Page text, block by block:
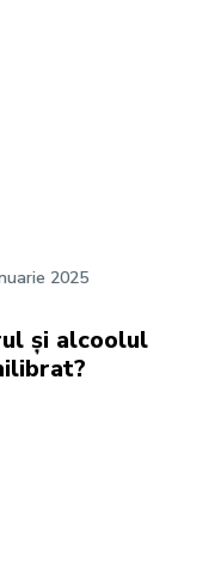
2025
și alcoolul